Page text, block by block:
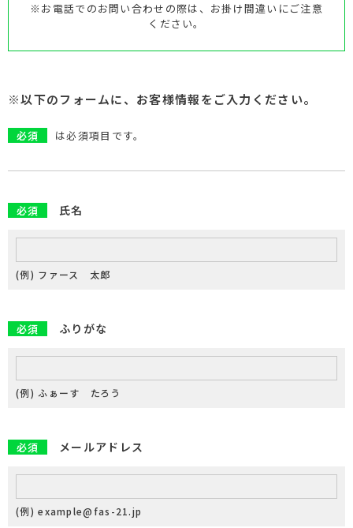
※お電話でのお問い合わせの際は、お掛け間違いにご注意
ください。
※以下のフォームに、お客様情報をご入力ください。
必須 は必須項目です。
必須 氏名
(例) ファース 太郎
必須 ふりがな
(例) ふぁーす たろう
必須 メールアドレス
(例) example@fas-21.jp